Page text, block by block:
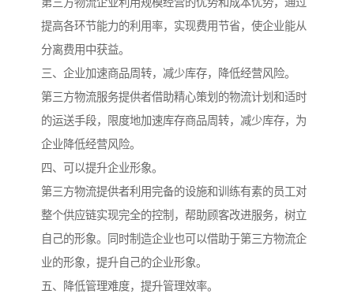
第三方物流企业利用规模经营的优势和成本优势，通过
提高各环节能力的利用率，实现费用节省，使企业能从
分离费用中获益。
三、企业加速商品周转，减少库存，降低经营风险。
第三方物流服务提供者借助精心策划的物流计划和适时
的运送手段，限度地加速库存商品周转，减少库存，为
企业降低经营风险。
四、可以提升企业形象。
第三方物流提供者利用完备的设施和训练有素的员工对
整个供应链实现完全的控制，帮助顾客改进服务，树立
自己的形象。同时制造企业也可以借助于第三方物流企
业的形象，提升自己的企业形象。
五、降低管理难度，提升管理效率。